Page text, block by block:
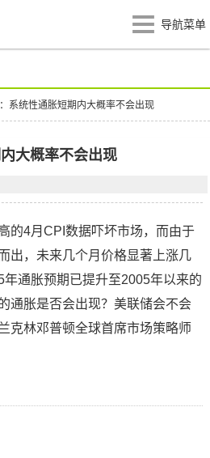
导航菜单
系统性通胀短期内大概率不会出现
大概率不会出现
的4月CPI数据吓坏市场，而由于
出，未来几个月价格显著上涨几
通胀预期已提升至2005年以来的
通胀是否会出现？美联储会不会
克林邓普顿全球首席市场策略师